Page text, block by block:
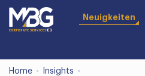
Neuigkeiten
Home - Insights -